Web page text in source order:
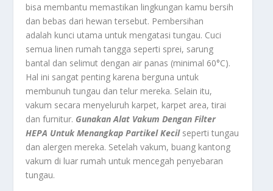
bisa membantu memastikan lingkungan kamu bersih
dan bebas dari hewan tersebut. Pembersihan
adalah kunci utama untuk mengatasi tungau. Cuci
semua linen rumah tangga seperti sprei, sarung
bantal dan selimut dengan air panas (minimal 60°C).
Hal ini sangat penting karena berguna untuk
membunuh tungau dan telur mereka. Selain itu,
vakum secara menyeluruh karpet, karpet area, tirai
dan furnitur. Gunakan Alat Vakum Dengan Filter
HEPA Untuk Menangkap Partikel Kecilseperti tungau
dan alergen mereka. Setelah vakum, buang kantong
vakum di luar rumah untuk mencegah penyebaran
tungau.